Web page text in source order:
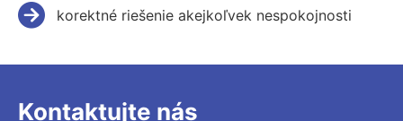
korektné riešenie akejkoľvek nespokojnosti
Kontaktujte nás